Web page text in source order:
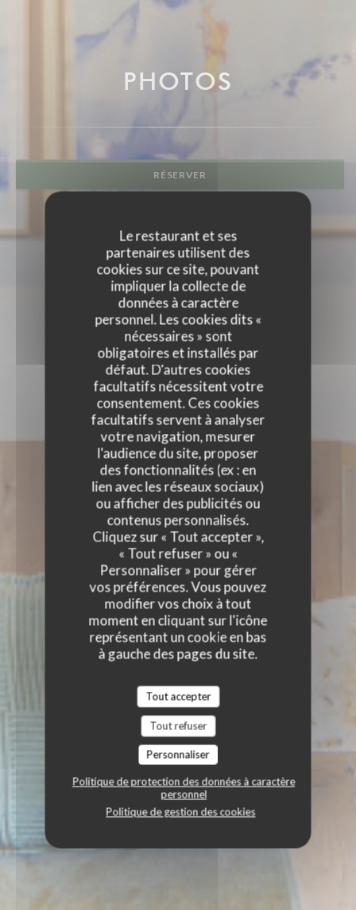
Le restaurant et ses
partenaires utilisent des
cookies sur ce site, pouvant
impliquer la collecte de
données à caractère
personnel. Les cookies dits «
nécessaires » sont
obligatoires et installés par
défaut. D'autres cookies
facultatifs nécessitent votre
consentement. Ces cookies
facultatifs servent à analyser
votre navigation, mesurer
l'audience du site, proposer
des fonctionnalités (ex : en
lien avec les réseaux sociaux)
ou afficher des publicités ou
contenus personnalisés.
Cliquez sur « Tout accepter »,
« Tout refuser » ou «
Personnaliser » pour gérer
vos préférences. Vous pouvez
modifier vos choix à tout
moment en cliquant sur l'icône
représentant un cookie en bas
à gauche des pages du site.
Tout accepter
Tout refuser
Personnaliser
Politique de protection des données à caractère
personnel
Politique de gestion des cookies
PHOTOS
RÉSERVER